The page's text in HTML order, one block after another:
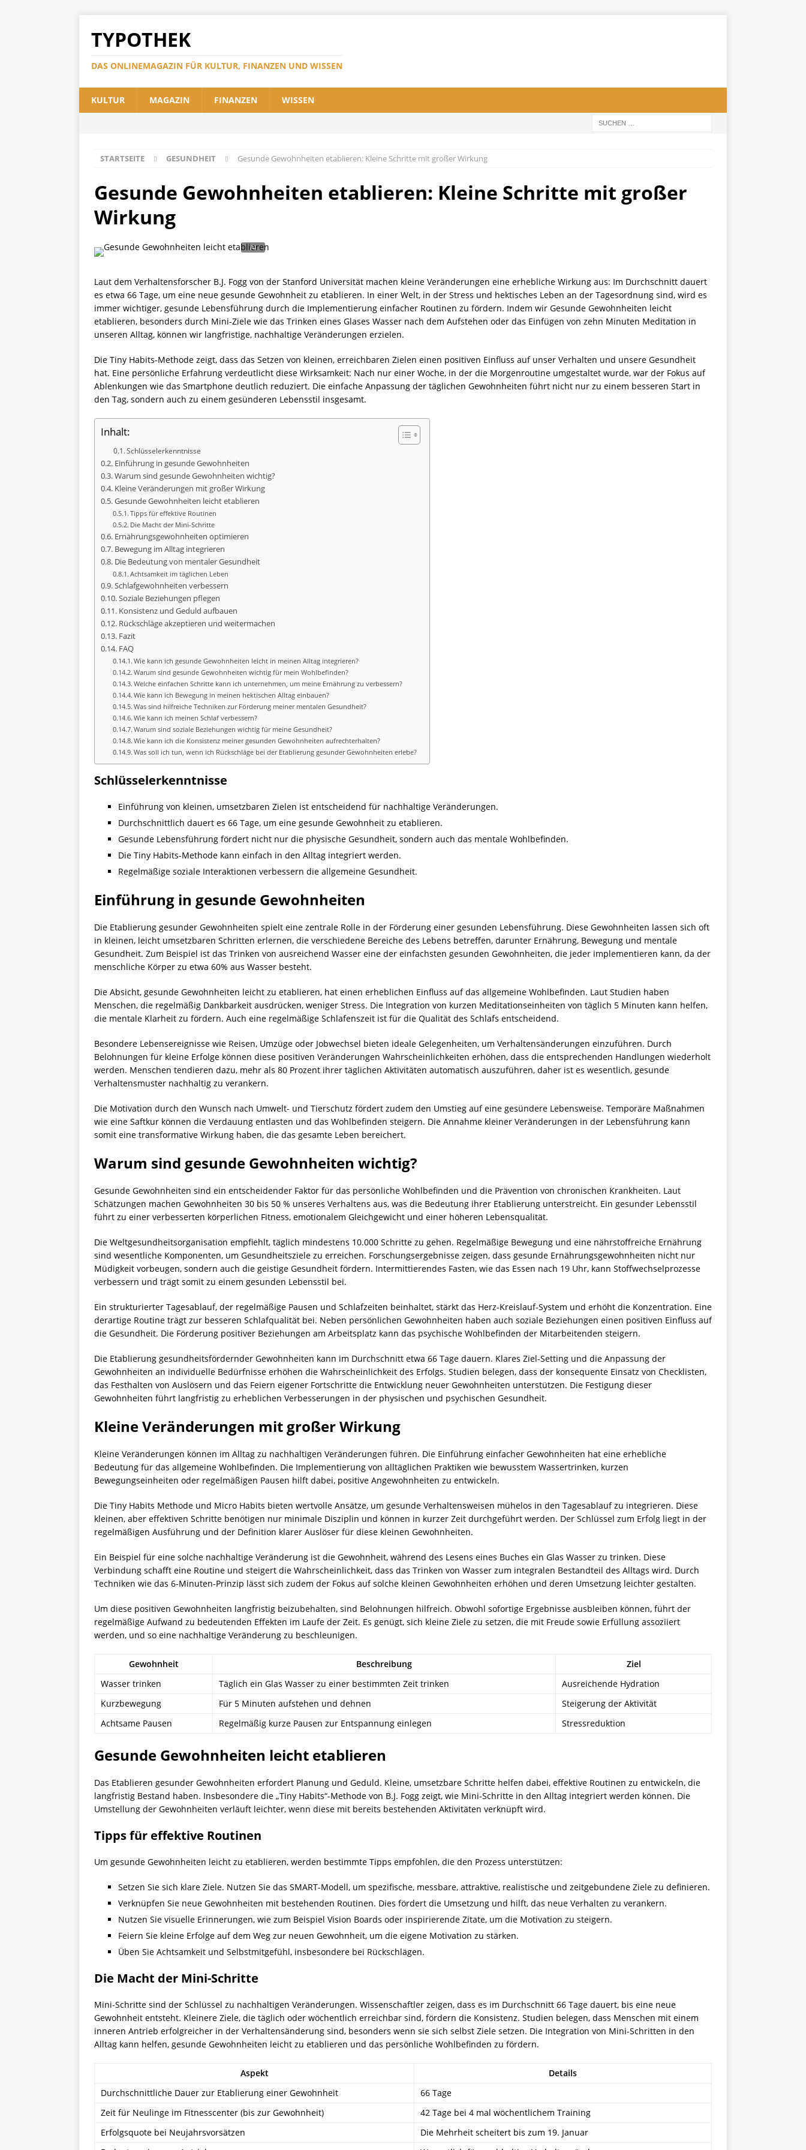
TYPOTHEK
DAS ONLINEMAGAZIN FÜR KULTUR, FINANZEN UND WISSEN
KULTUR MAGAZIN FINANZEN WISSEN
STARTSEITE GESUNDHEIT Gesunde Gewohnheiten etablieren: Kleine Schritte mit großer Wirkung
Gesunde Gewohnheiten etablieren: Kleine Schritte mit großer
Wirkung
Laut dem Verhaltensforscher B.J. Fogg von der Stanford Universität machen kleine Veränderungen eine erhebliche Wirkung aus: Im Durchschnitt dauert
es etwa 66 Tage, um eine neue gesunde Gewohnheit zu etablieren. In einer Welt, in der Stress und hektisches Leben an der Tagesordnung sind, wird es
immer wichtiger, gesunde Lebensführung durch die Implementierung einfacher Routinen zu fördern. Indem wir Gesunde Gewohnheiten leicht
etablieren, besonders durch Mini-Ziele wie das Trinken eines Glases Wasser nach dem Aufstehen oder das Einfügen von zehn Minuten Meditation in
unseren Alltag, können wir langfristige, nachhaltige Veränderungen erzielen.
Die Tiny Habits-Methode zeigt, dass das Setzen von kleinen, erreichbaren Zielen einen positiven Einfluss auf unser Verhalten und unsere Gesundheit
hat. Eine persönliche Erfahrung verdeutlicht diese Wirksamkeit: Nach nur einer Woche, in der die Morgenroutine umgestaltet wurde, war der Fokus auf
Ablenkungen wie das Smartphone deutlich reduziert. Die einfache Anpassung der täglichen Gewohnheiten führt nicht nur zu einem besseren Start in
den Tag, sondern auch zu einem gesünderen Lebensstil insgesamt.
Inhalt:
Schlüsselerkenntnisse
Einführung in gesunde Gewohnheiten
Warum sind gesunde Gewohnheiten wichtig?
Kleine Veränderungen mit großer Wirkung
Gesunde Gewohnheiten leicht etablieren
Tipps für effektive Routinen
Die Macht der Mini-Schritte
Ernährungsgewohnheiten optimieren
Bewegung im Alltag integrieren
Die Bedeutung von mentaler Gesundheit
Achtsamkeit im täglichen Leben
Schlafgewohnheiten verbessern
Soziale Beziehungen pflegen
Konsistenz und Geduld aufbauen
Rückschläge akzeptieren und weitermachen
Fazit
FAQ
Wie kann ich gesunde Gewohnheiten leicht in meinen Alltag integrieren?
Warum sind gesunde Gewohnheiten wichtig für mein Wohlbefinden?
Welche einfachen Schritte kann ich unternehmen, um meine Ernährung zu verbessern?
Wie kann ich Bewegung in meinen hektischen Alltag einbauen?
Was sind hilfreiche Techniken zur Förderung meiner mentalen Gesundheit?
Wie kann ich meinen Schlaf verbessern?
Warum sind soziale Beziehungen wichtig für meine Gesundheit?
Wie kann ich die Konsistenz meiner gesunden Gewohnheiten aufrechterhalten?
Was soll ich tun, wenn ich Rückschläge bei der Etablierung gesunder Gewohnheiten erlebe?
Schlüsselerkenntnisse
Einführung von kleinen, umsetzbaren Zielen ist entscheidend für nachhaltige Veränderungen.
Durchschnittlich dauert es 66 Tage, um eine gesunde Gewohnheit zu etablieren.
Gesunde Lebensführung fördert nicht nur die physische Gesundheit, sondern auch das mentale Wohlbefinden.
Die Tiny Habits-Methode kann einfach in den Alltag integriert werden.
Regelmäßige soziale Interaktionen verbessern die allgemeine Gesundheit.
Einführung in gesunde Gewohnheiten
Die Etablierung gesunder Gewohnheiten spielt eine zentrale Rolle in der Förderung einer gesunden Lebensführung. Diese Gewohnheiten lassen sich oft
in kleinen, leicht umsetzbaren Schritten erlernen, die verschiedene Bereiche des Lebens betreffen, darunter Ernährung, Bewegung und mentale
Gesundheit. Zum Beispiel ist das Trinken von ausreichend Wasser eine der einfachsten gesunden Gewohnheiten, die jeder implementieren kann, da der
menschliche Körper zu etwa 60% aus Wasser besteht.
Die Absicht, gesunde Gewohnheiten leicht zu etablieren, hat einen erheblichen Einfluss auf das allgemeine Wohlbefinden. Laut Studien haben
Menschen, die regelmäßig Dankbarkeit ausdrücken, weniger Stress. Die Integration von kurzen Meditationseinheiten von täglich 5 Minuten kann helfen,
die mentale Klarheit zu fördern. Auch eine regelmäßige Schlafenszeit ist für die Qualität des Schlafs entscheidend.
Besondere Lebensereignisse wie Reisen, Umzüge oder Jobwechsel bieten ideale Gelegenheiten, um Verhaltensänderungen einzuführen. Durch
Belohnungen für kleine Erfolge können diese positiven Veränderungen Wahrscheinlichkeiten erhöhen, dass die entsprechenden Handlungen wiederholt
werden. Menschen tendieren dazu, mehr als 80 Prozent ihrer täglichen Aktivitäten automatisch auszuführen, daher ist es wesentlich, gesunde
Verhaltensmuster nachhaltig zu verankern.
Die Motivation durch den Wunsch nach Umwelt- und Tierschutz fördert zudem den Umstieg auf eine gesündere Lebensweise. Temporäre Maßnahmen
wie eine Saftkur können die Verdauung entlasten und das Wohlbefinden steigern. Die Annahme kleiner Veränderungen in der Lebensführung kann
somit eine transformative Wirkung haben, die das gesamte Leben bereichert.
Warum sind gesunde Gewohnheiten wichtig?
Gesunde Gewohnheiten sind ein entscheidender Faktor für das persönliche Wohlbefinden und die Prävention von chronischen Krankheiten. Laut
Schätzungen machen Gewohnheiten 30 bis 50 % unseres Verhaltens aus, was die Bedeutung ihrer Etablierung unterstreicht. Ein gesunder Lebensstil
führt zu einer verbesserten körperlichen Fitness, emotionalem Gleichgewicht und einer höheren Lebensqualität.
Die Weltgesundheitsorganisation empfiehlt, täglich mindestens 10.000 Schritte zu gehen. Regelmäßige Bewegung und eine nährstoffreiche Ernährung
sind wesentliche Komponenten, um Gesundheitsziele zu erreichen. Forschungsergebnisse zeigen, dass gesunde Ernährungsgewohnheiten nicht nur
Müdigkeit vorbeugen, sondern auch die geistige Gesundheit fördern. Intermittierendes Fasten, wie das Essen nach 19 Uhr, kann Stoffwechselprozesse
verbessern und trägt somit zu einem gesunden Lebensstil bei.
Ein strukturierter Tagesablauf, der regelmäßige Pausen und Schlafzeiten beinhaltet, stärkt das Herz-Kreislauf-System und erhöht die Konzentration. Eine
derartige Routine trägt zur besseren Schlafqualität bei. Neben persönlichen Gewohnheiten haben auch soziale Beziehungen einen positiven Einfluss auf
die Gesundheit. Die Förderung positiver Beziehungen am Arbeitsplatz kann das psychische Wohlbefinden der Mitarbeitenden steigern.
Die Etablierung gesundheitsfördernder Gewohnheiten kann im Durchschnitt etwa 66 Tage dauern. Klares Ziel-Setting und die Anpassung der
Gewohnheiten an individuelle Bedürfnisse erhöhen die Wahrscheinlichkeit des Erfolgs. Studien belegen, dass der konsequente Einsatz von Checklisten,
das Festhalten von Auslösern und das Feiern eigener Fortschritte die Entwicklung neuer Gewohnheiten unterstützen. Die Festigung dieser
Gewohnheiten führt langfristig zu erheblichen Verbesserungen in der physischen und psychischen Gesundheit.
Kleine Veränderungen mit großer Wirkung
Kleine Veränderungen können im Alltag zu nachhaltigen Veränderungen führen. Die Einführung einfacher Gewohnheiten hat eine erhebliche
Bedeutung für das allgemeine Wohlbefinden. Die Implementierung von alltäglichen Praktiken wie bewusstem Wassertrinken, kurzen
Bewegungseinheiten oder regelmäßigen Pausen hilft dabei, positive Angewohnheiten zu entwickeln.
Die Tiny Habits Methode und Micro Habits bieten wertvolle Ansätze, um gesunde Verhaltensweisen mühelos in den Tagesablauf zu integrieren. Diese
kleinen, aber effektiven Schritte benötigen nur minimale Disziplin und können in kurzer Zeit durchgeführt werden. Der Schlüssel zum Erfolg liegt in der
regelmäßigen Ausführung und der Definition klarer Auslöser für diese kleinen Gewohnheiten.
Ein Beispiel für eine solche nachhaltige Veränderung ist die Gewohnheit, während des Lesens eines Buches ein Glas Wasser zu trinken. Diese
Verbindung schafft eine Routine und steigert die Wahrscheinlichkeit, dass das Trinken von Wasser zum integralen Bestandteil des Alltags wird. Durch
Techniken wie das 6-Minuten-Prinzip lässt sich zudem der Fokus auf solche kleinen Gewohnheiten erhöhen und deren Umsetzung leichter gestalten.
Um diese positiven Gewohnheiten langfristig beizubehalten, sind Belohnungen hilfreich. Obwohl sofortige Ergebnisse ausbleiben können, führt der
regelmäßige Aufwand zu bedeutenden Effekten im Laufe der Zeit. Es genügt, sich kleine Ziele zu setzen, die mit Freude sowie Erfüllung assoziiert
werden, und so eine nachhaltige Veränderung zu beschleunigen.
Gewohnheit Beschreibung
Ziel
Wasser trinken
Täglich ein Glas Wasser zu einer bestimmten Zeit trinken
Ausreichende Hydration
Kurzbewegung
Für 5 Minuten aufstehen und dehnen
Steigerung der Aktivität
Achtsame Pausen
Regelmäßig kurze Pausen zur Entspannung einlegen Stressreduktion
Gesunde Gewohnheiten leicht etablieren
Das Etablieren gesunder Gewohnheiten erfordert Planung und Geduld. Kleine, umsetzbare Schritte helfen dabei, effektive Routinen zu entwickeln, die
langfristig Bestand haben. Insbesondere die „Tiny Habits“-Methode von B.J. Fogg zeigt, wie Mini-Schritte in den Alltag integriert werden können. Die
Umstellung der Gewohnheiten verläuft leichter, wenn diese mit bereits bestehenden Aktivitäten verknüpft wird.
Tipps für effektive Routinen
Um gesunde Gewohnheiten leicht zu etablieren, werden bestimmte Tipps empfohlen, die den Prozess unterstützen:
Setzen Sie sich klare Ziele. Nutzen Sie das SMART-Modell, um spezifische, messbare, attraktive, realistische und zeitgebundene Ziele zu definieren.
Verknüpfen Sie neue Gewohnheiten mit bestehenden Routinen. Dies fördert die Umsetzung und hilft, das neue Verhalten zu verankern.
Nutzen Sie visuelle Erinnerungen, wie zum Beispiel Vision Boards oder inspirierende Zitate, um die Motivation zu steigern.
Feiern Sie kleine Erfolge auf dem Weg zur neuen Gewohnheit, um die eigene Motivation zu stärken.
Üben Sie Achtsamkeit und Selbstmitgefühl, insbesondere bei Rückschlägen.
Die Macht der Mini-Schritte
Mini-Schritte sind der Schlüssel zu nachhaltigen Veränderungen. Wissenschaftler zeigen, dass es im Durchschnitt 66 Tage dauert, bis eine neue
Gewohnheit entsteht. Kleinere Ziele, die täglich oder wöchentlich erreichbar sind, fördern die Konsistenz. Studien belegen, dass Menschen mit einem
inneren Antrieb erfolgreicher in der Verhaltensänderung sind, besonders wenn sie sich selbst Ziele setzen. Die Integration von Mini-Schritten in den
Alltag kann helfen, gesunde Gewohnheiten leicht zu etablieren und das persönliche Wohlbefinden zu fördern.
Aspekt
Details
Durchschnittliche Dauer zur Etablierung einer Gewohnheit
66 Tage
Zeit für Neulinge im Fitnesscenter (bis zur Gewohnheit)
42 Tage bei 4 mal wöchentlichem Training
Erfolgsquote bei Neujahrsvorsätzen
Die Mehrheit scheitert bis zum 19. Januar